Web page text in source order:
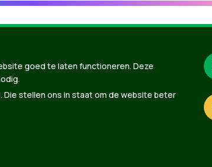
goed te laten functioneren. Deze
stellen ons in staat om de website beter